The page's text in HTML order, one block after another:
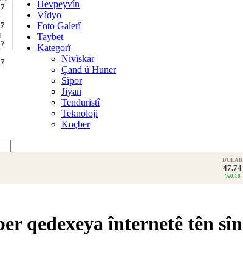
Hevpeyvîn
Vîdyo
Foto Galerî
Taybet
Kategorî
Nivîskar
Çand û Huner
Sîpor
Jiyan
Tenduristî
Teknoloji
Koçber
DOLAR
47.74
%0.18
qedexeya înternetê tên